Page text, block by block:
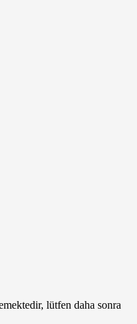
lütfen daha sonra